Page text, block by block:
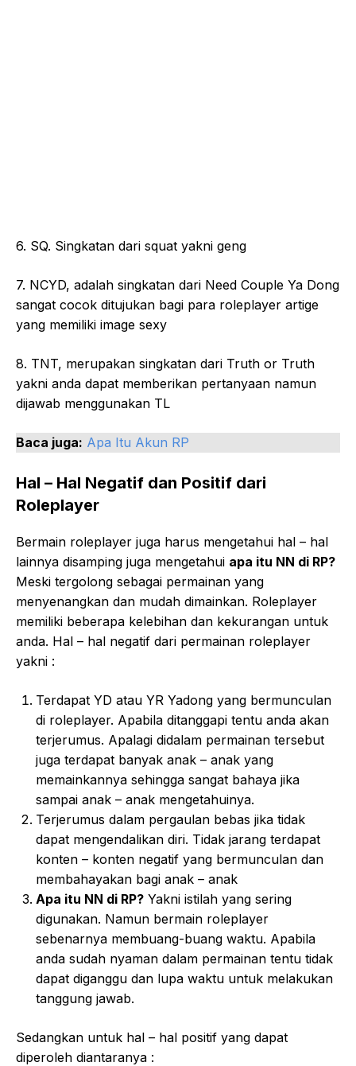
6. SQ. Singkatan dari squat yakni geng
7. NCYD, adalah singkatan dari Need Couple Ya Dong
sangat cocok ditujukan bagi para roleplayer artige
yang memiliki image sexy
8. TNT, merupakan singkatan dari Truth or Truth
yakni anda dapat memberikan pertanyaan namun
dijawab menggunakan TL
Baca juga: Apa Itu Akun RP
Hal – Hal Negatif dan Positif dari
Roleplayer
Bermain roleplayer juga harus mengetahui hal – hal
lainnya disamping juga mengetahui apa itu NN di RP?
Meski tergolong sebagai permainan yang
menyenangkan dan mudah dimainkan. Roleplayer
memiliki beberapa kelebihan dan kekurangan untuk
anda. Hal – hal negatif dari permainan roleplayer
yakni :
Terdapat YD atau YR Yadong yang bermunculan
di roleplayer. Apabila ditanggapi tentu anda akan
terjerumus. Apalagi didalam permainan tersebut
juga terdapat banyak anak – anak yang
memainkannya sehingga sangat bahaya jika
sampai anak – anak mengetahuinya.
Terjerumus dalam pergaulan bebas jika tidak
dapat mengendalikan diri. Tidak jarang terdapat
konten – konten negatif yang bermunculan dan
membahayakan bagi anak – anak
Apa itu NN di RP? Yakni istilah yang sering
digunakan. Namun bermain roleplayer
sebenarnya membuang-buang waktu. Apabila
anda sudah nyaman dalam permainan tentu tidak
dapat diganggu dan lupa waktu untuk melakukan
tanggung jawab.
Sedangkan untuk hal – hal positif yang dapat
diperoleh diantaranya :